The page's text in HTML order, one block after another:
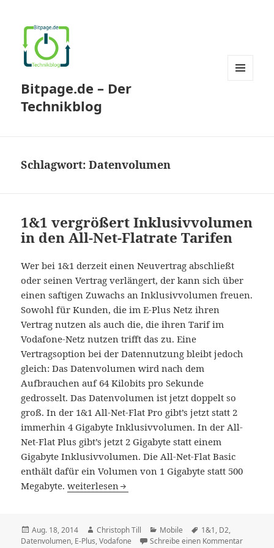
Bitpage.de – Der
Technikblog
Schlagwort:Datenvolumen
1&1 vergrößert Inklusivvolumen
in den All-Net-Flatrate Tarifen
Wer bei 1&1 derzeit einen Neuvertrag abschließt
oder seinen Vertrag verlängert, der kann sich über
einen saftigen Zuwachs an Inklusivvolumen freuen.
Sowohl für Kunden, die im E-Plus Netz ihren
Vertrag nutzen als auch die, die ihren Tarif im
Vodafone-Netz nutzen trifft das zu. Eine
Vertragsoption bei der Datennutzung bleibt jedoch
gleich: Das Datenvolumen wird nach dem
Aufbrauchen auf 64 Kilobits pro Sekunde
gedrosselt. Das Datenvolumen ist jetzt doppelt so
groß. In der 1&1 All-Net-Flat Pro gibt’s jetzt statt 2
immerhin 4 Gigabyte Inklusivvolumen. In der All-
Net-Flat Plus gibt’s jetzt 2 Gigabyte statt einem
Gigabyte Inklusivvolumen. Die All-Net-Flat Basic
enthält dafür ein Volumen von 1 Gigabyte statt 500
Megabyte.1&1 vergrößert Inklusivvolumen in den All-
weiterlesen
Veröffentlicht
am
Aug. 18, 2014 Autor
Christoph Till Kategorien
Mobile Schlagwörter
1&1, D2,
Datenvolumen, E-Plus,Vodafone Schreibe einen Kommentarzu 1&1